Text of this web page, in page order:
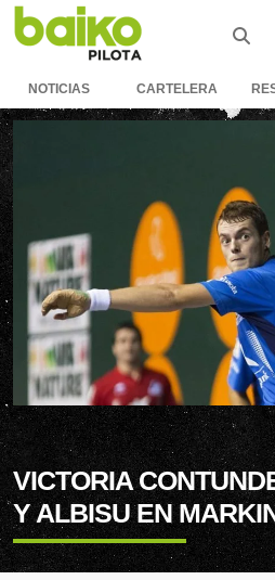
NOTICIAS CARTELERA
VICTORIA
Y ALBISU EN